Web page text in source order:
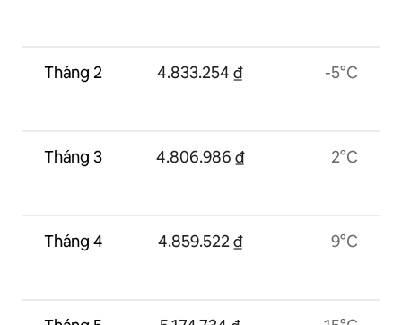
Tháng 2
Tháng 3
Tháng 4
4.833.254 ₫
4.806.986 ₫
4.859.522 ₫
-5°C
2°C
9°C